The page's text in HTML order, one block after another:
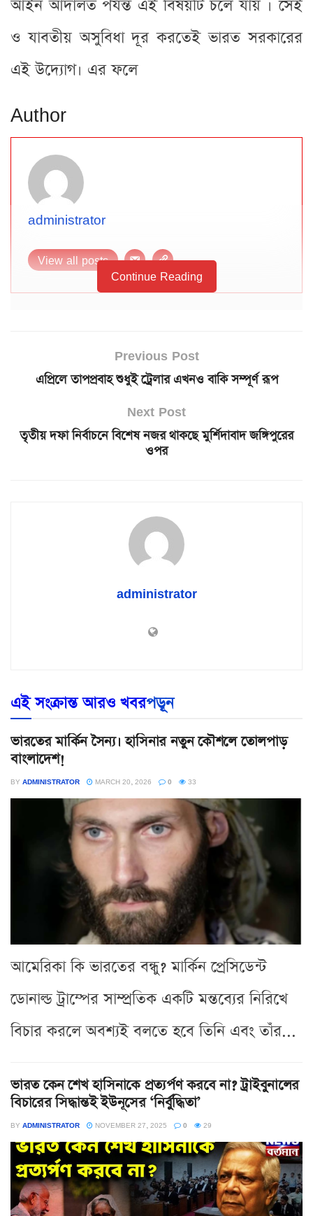
আইন আদালত পর্যন্ত এই বিষয়টি চলে যায় । সেই
ও যাবতীয় অসুবিধা দূর করতেই ভারত সরকারের
এই উদ্যোগ। এর ফলে
Author
administrator
View all posts
Continue Reading
Previous Post
এপ্রিলে তাপপ্রবাহ শুধুই ট্রেলার এখনও বাকি সম্পূর্ণ রূপ
Next Post
তৃতীয় দফা নির্বাচনে বিশেষ নজর থাকছে মুর্শিদাবাদ জঙ্গিপুরের
ওপর
administrator
এই সংক্রান্ত আরও খবরপড়ূন
ভারতের মার্কিন সৈন্য। হাসিনার নতুন কৌশলে তোলপাড়
বাংলাদেশ!
BY ADMINISTRATOR MARCH 20, 2026 0 33
আমেরিকা কি ভারতের বন্ধু? মার্কিন প্রেসিডেন্ট
ডোনাল্ড ট্রাম্পের সাম্প্রতিক একটি মন্তব্যের নিরিখে
বিচার করলে অবশ্যই বলতে হবে তিনি এবং তাঁর...
ভারত কেন শেখ হাসিনাকে প্রত্যর্পণ করবে না? ট্রাইবুনালের
বিচারের সিদ্ধান্তই ইউনূসের ‘নির্বুদ্ধিতা’
BY ADMINISTRATOR NOVEMBER 27, 2025 0 29